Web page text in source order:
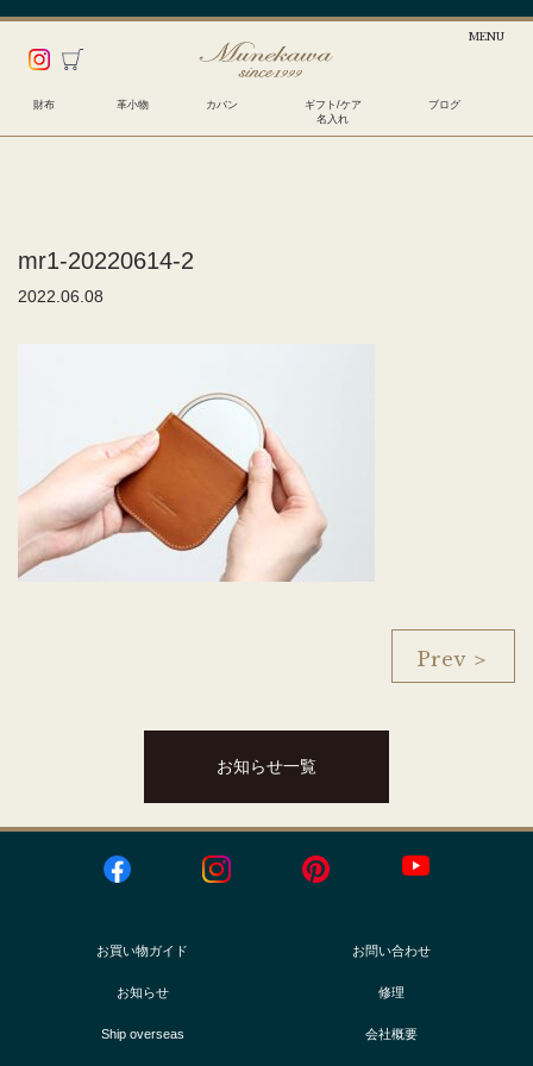
財布 革小物 カバン
ギフト/ケア
名入れ
ブログ
mr1-20220614-2
2022.06.08
Prev ＞
お知らせ一覧
お買い物ガイド お問い合わせ
お知らせ 修理
Ship overseas 会社概要